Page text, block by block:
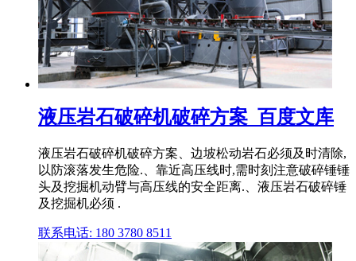
液压岩石破碎机破碎方案_百度文库
液压岩石破碎机破碎方案、边坡松动岩石必须及时清除,
以防滚落发生危险.、靠近高压线时,需时刻注意破碎锤锤
头及挖掘机动臂与高压线的安全距离.、液压岩石破碎锤
及挖掘机必须 .
联系电话: 180 3780 8511